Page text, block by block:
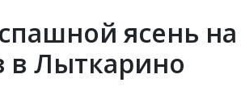
ясень на
в Лыткарино